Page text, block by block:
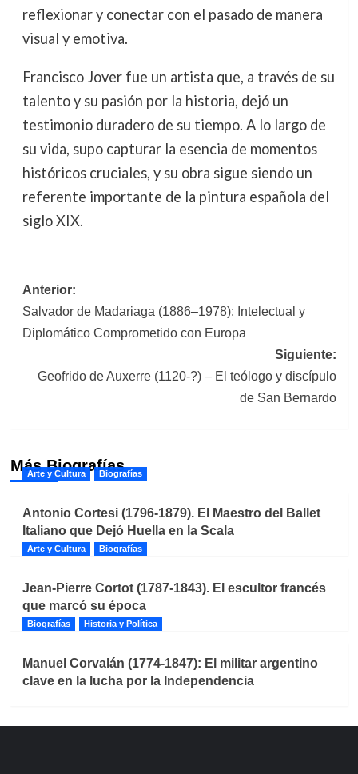
reflexionar y conectar con el pasado de manera
visual y emotiva.
Francisco Jover fue un artista que, a través de su
talento y su pasión por la historia, dejó un
testimonio duradero de su tiempo. A lo largo de
su vida, supo capturar la esencia de momentos
históricos cruciales, y su obra sigue siendo un
referente importante de la pintura española del
siglo XIX.
Navegación
de
entradas
Anterior:
Salvador de Madariaga (1886–1978): Intelectual y
Diplomático Comprometido con Europa
Siguiente:
Geofrido de Auxerre (1120-?) – El teólogo y discípulo
de San Bernardo
Más Biografías
Arte y Cultura Biografías
Antonio Cortesi (1796-1879). El Maestro del Ballet
Italiano que Dejó Huella en la Scala
Arte y Cultura Biografías
Jean-Pierre Cortot (1787-1843). El escultor francés
que marcó su época
Biografías Historia y Política
Manuel Corvalán (1774-1847): El militar argentino
clave en la lucha por la Independencia